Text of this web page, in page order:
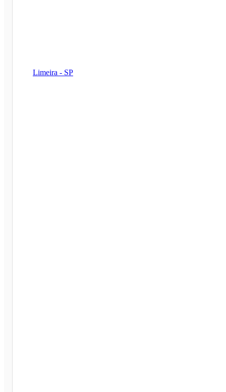
Limeira - SP